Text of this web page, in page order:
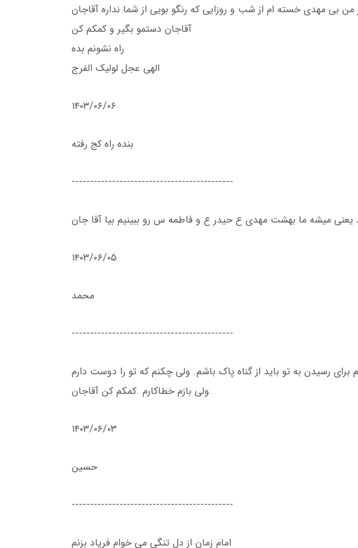
بی مهدی خسته ام از شب و روزایی که رنگو بویی از شما نداره آقاجان
آقاجان دستمو بگیر و کمکم کن
راه نشونم بده
الهی عجل لولیک الفرج
۱۴۰۳/۰۶/۰۶
بنده راه کج رفته
--------------------------------------------
یعنی میشه ما بهشت مهدی ع حیدر ع و فاطمه س رو ببینیم بیا آقا جان
۱۴۰۳/۰۶/۰۵
محمد
--------------------------------------------
رسیدن به تو باید از گناه پاک باشم. ولی چکنم که تو را دوست دارم
ولی بازم خطاکارم .کمکم کن آقاجان.
۱۴۰۳/۰۶/۰۳
حسین
--------------------------------------------
امام زمان از دل تنگی می خوام فریاد بزنم